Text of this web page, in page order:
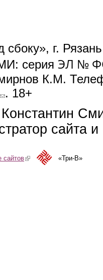
сбоку», г.
серия ЭЛ №
К.М.
(link sends e-mail)
. 18+
сайта
сайтов(link is external)«Три-В»